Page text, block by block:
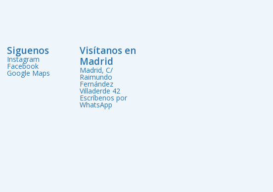
Siguenos
Instagram
Facebook
Google Maps
Visítanos en
Madrid
Madrid, C/
Raimundo
Fernández
Villaderde 42
Escríbenos por
WhatsApp